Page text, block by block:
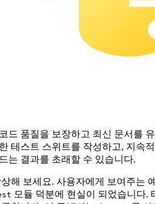
드 품질을 보장하고 최신 문서를
테스트 스위트를 작성하고, 지
는 결과를 초래할 수 있습니다.
해 보세요. 사용자에게 보여주
모듈 덕분에 현실이 되었습니다.